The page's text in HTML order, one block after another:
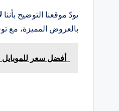
يودّ موقعنا التوضيح بأننا
بالعروض المميزة، مع
أفضل سعر للموبايل